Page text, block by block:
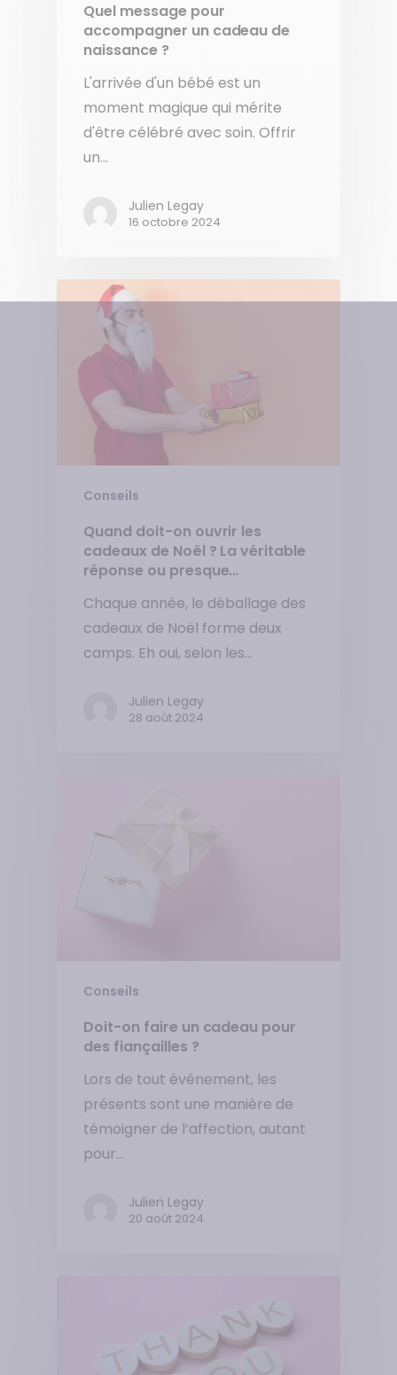
Quel message pour
accompagner un cadeau de
naissance ?
L'arrivée d'un bébé est un
moment magique qui mérite
d'être célébré avec soin. Offrir
un…
Julien Legay
16 octobre 2024
Conseils
Quand doit-on ouvrir les
cadeaux de Noël ? La véritable
réponse ou presque…
Chaque année, le déballage des
cadeaux de Noël forme deux
camps. Eh oui, selon les…
Julien Legay
28 août 2024
Conseils
Doit-on faire un cadeau pour
des fiançailles ?
Lors de tout événement, les
présents sont une manière de
témoigner de l’affection, autant
pour…
Julien Legay
20 août 2024